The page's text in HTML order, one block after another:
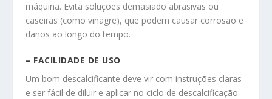
máquina. Evita soluções demasiado abrasivas ou
caseiras (como vinagre), que podem causar corrosão e
danos ao longo do tempo.
– FACILIDADE DE USO
Um bom descalcificante deve vir com instruções claras
e ser fácil de diluir e aplicar no ciclo de descalcificação